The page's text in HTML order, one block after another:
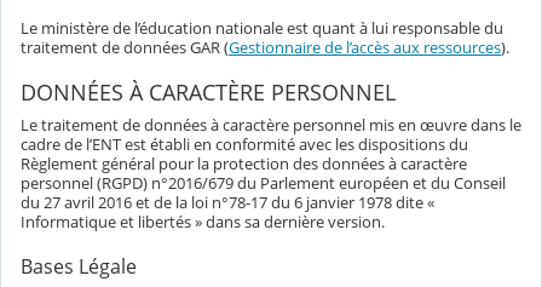
Le ministère de l’éducation nationale est quant à lui responsable du
traitement de données GAR (Gestionnaire de l’accès aux ressources).
DONNÉES À CARACTÈRE PERSONNEL
Le traitement de données à caractère personnel mis en œuvre dans le
cadre de l’ENT est établi en conformité avec les dispositions du
Règlement général pour la protection des données à caractère
personnel (RGPD) n°2016/679 du Parlement européen et du Conseil
du 27 avril 2016 et de la loi n°78-17 du 6 janvier 1978 dite «
Informatique et libertés » dans sa dernière version.
Bases Légale